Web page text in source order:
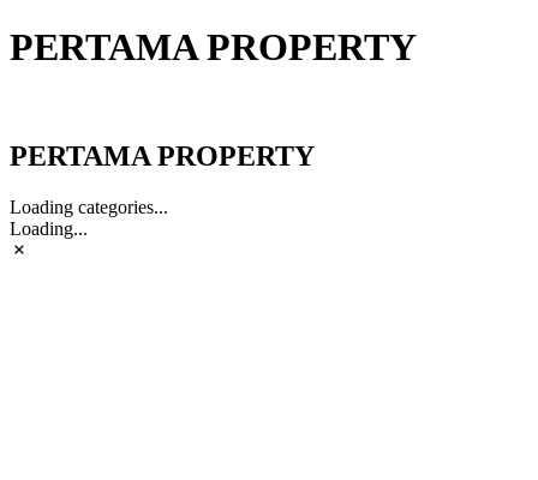
PERTAMA PROPERTY
PERTAMA PROPERTY
Loading categories...
Loading...